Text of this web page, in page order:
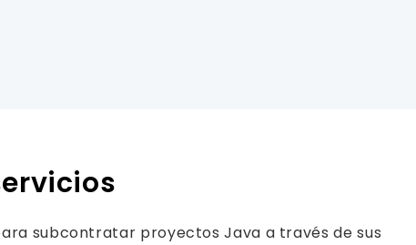
subcontratar proyectos Java a través de sus